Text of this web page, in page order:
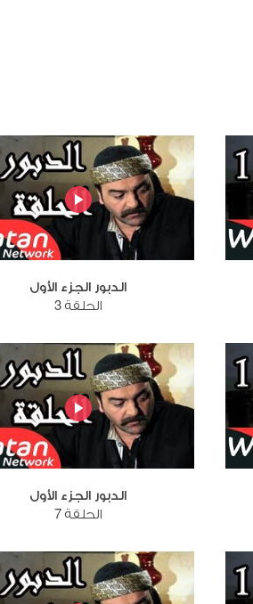
الدبور الجزء الأول
الحلقة 3
الدبور الجزء الأول
الحلقة 7